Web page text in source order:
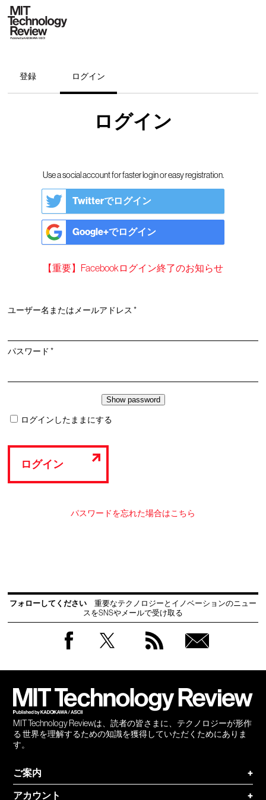
登録 ログイン
ログイン
Use a social account for faster login or easy registration.
Twitterでログイン
Google+でログイン
【重要】Facebookログイン終了のお知らせ
ユーザー名またはメールアドレス*必
パスワード*必
ログインしたままにする
ログイン
パスワードを忘れた場合はこちら
フォローしてください
重要なテクノロジーとイノベーションのニュー
スをSNSやメールで受け取る
MIT Technology Reviewは、読者の皆さまに、テクノロジーが形作
る 世界を理解するための知識を獲得していただくためにありま
す。
ご案内
+
アカウント
+